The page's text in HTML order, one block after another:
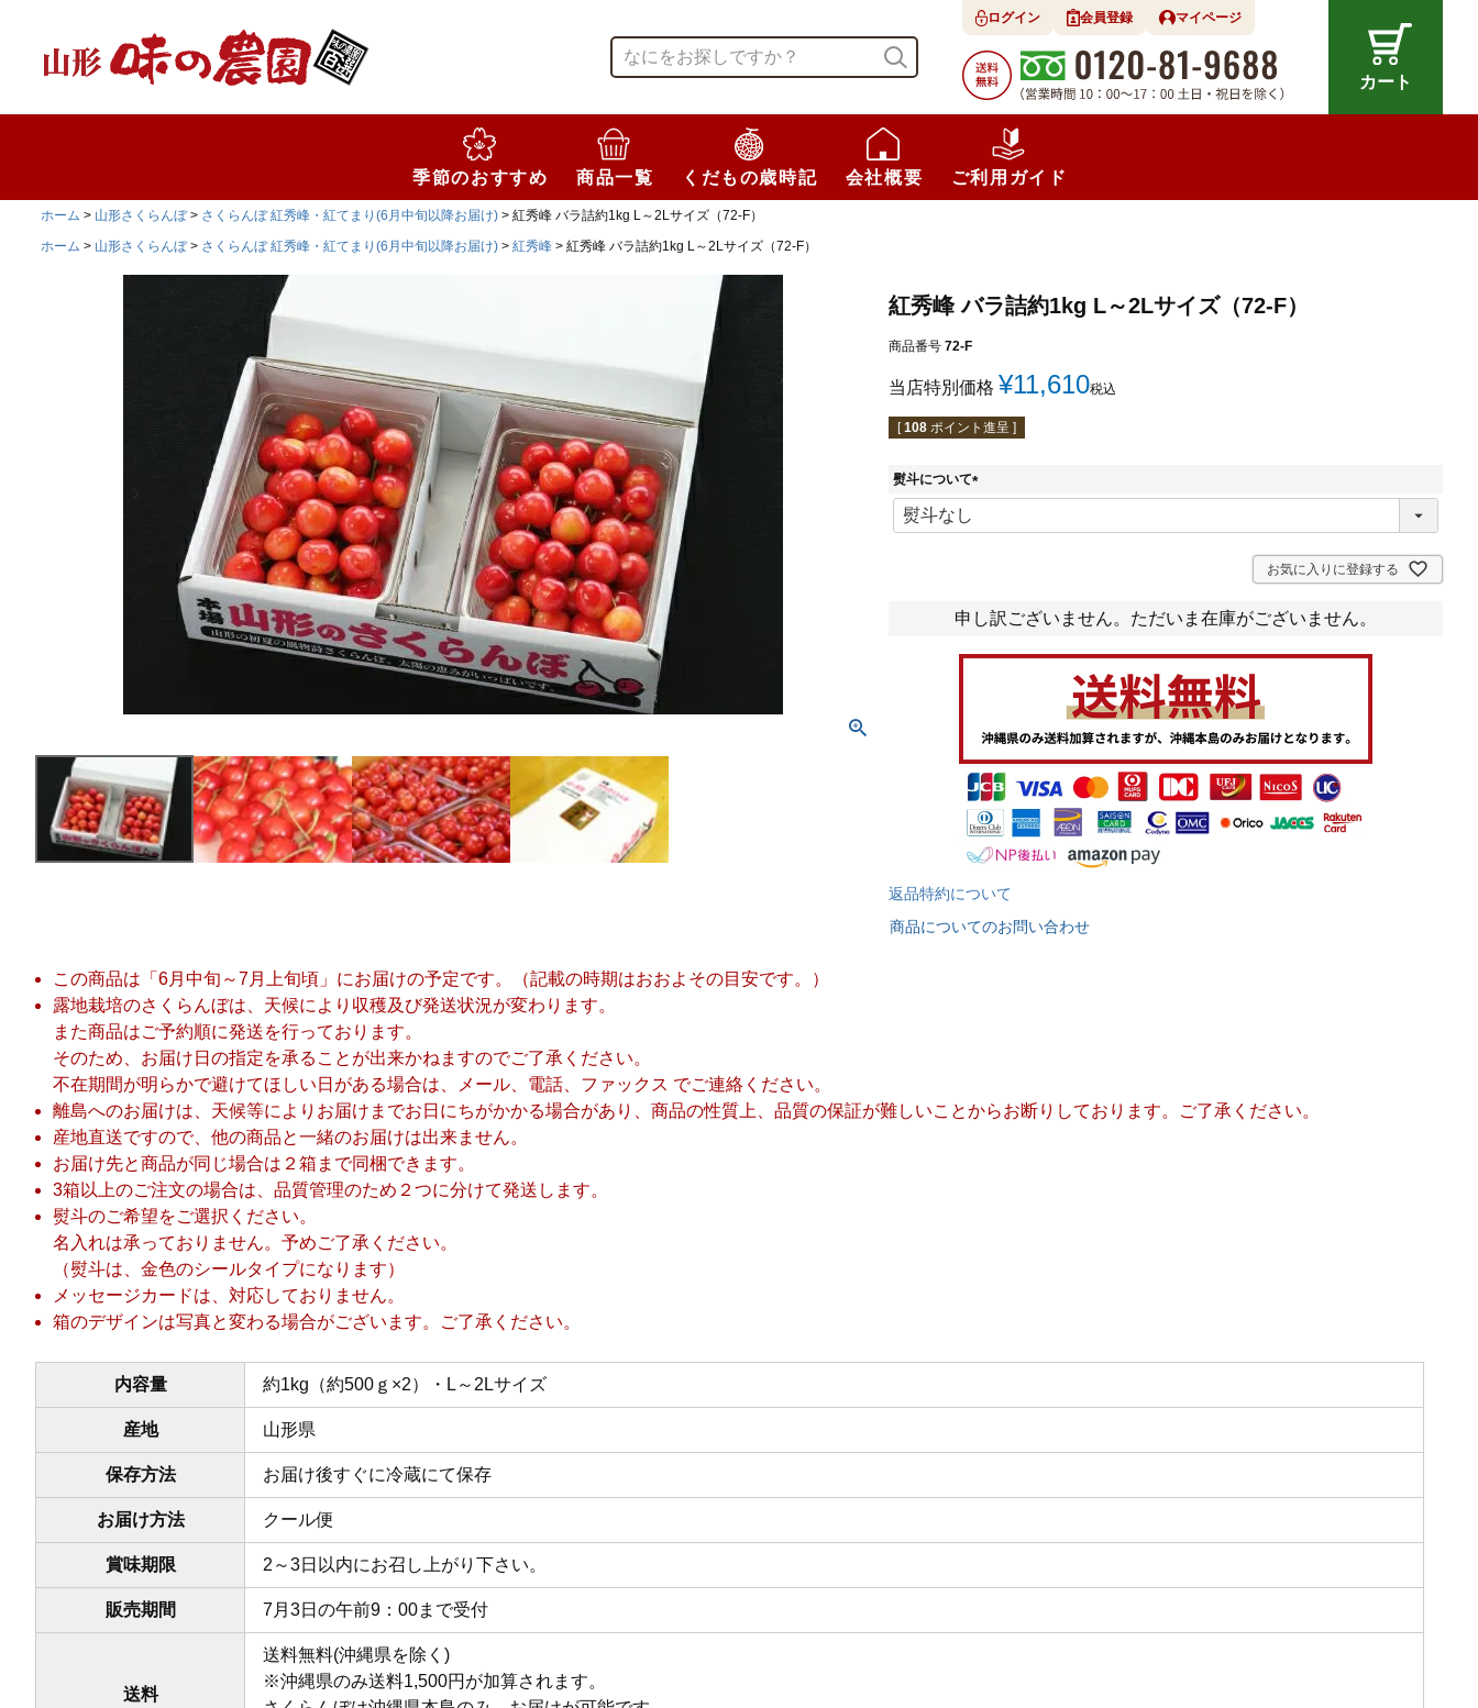
検索
ログイン 会員登録 マイページ
カート
季節のおすすめ 商品一覧 くだもの歳時記 会社概要 ご利用ガイド
ホーム 山形さくらんぼ さくらんぼ 紅秀峰・紅てまり(6月中旬以降お届け)
紅秀峰 バラ詰約1kg L～2Lサイズ（72-F）
ホーム
山形さくらんぼ さくらんぼ 紅秀峰・紅てまり(6月中旬以降お届け) 紅秀峰 紅秀峰 バラ詰約1kg L～2Lサイズ（72-F）
紅秀峰 バラ詰約1kg L～2Lサイズ（72-F）
商品番号 72-F
当店特別価格 ¥11,610税込
[ 108 ポイント進呈 ]
熨斗について
(
お気に入りに登録する
申し訳ございません。ただいま在庫がございません。
返品特約について
商品についてのお問い合わせ
この商品は「6月中旬～7月上旬頃」にお届けの予定です。（記載の時期はおおよその目安です。）
露地栽培のさくらんぼは、天候により収穫及び発送状況が変わります。
また商品はご予約順に発送を行っております。
そのため、お届け日の指定を承ることが出来かねますのでご了承ください。
不在期間が明らかで避けてほしい日がある場合は、メール、電話、ファックス でご連絡ください。
離島へのお届けは、天候等によりお届けまでお日にちがかかる場合があり、商品の性質上、品質の保証が難しいことからお断りしております。ご了承ください。
産地直送ですので、他の商品と一緒のお届けは出来ません。
お届け先と商品が同じ場合は２箱まで同梱できます。
3箱以上のご注文の場合は、品質管理のため２つに分けて発送します。
熨斗のご希望をご選択ください。
名入れは承っておりません。予めご了承ください。
（熨斗は、金色のシールタイプになります）
メッセージカードは、対応しておりません。
箱のデザインは写真と変わる場合がございます。ご了承ください。
内容量 約1kg（約500ｇ×2）・L～2Lサイズ
産地 山形県
保存方法 お届け後すぐに冷蔵にて保存
お届け方法 クール便
賞味期限 2～3日以内にお召し上がり下さい。
販売期間 7月3日の午前9：00まで受付
送料
送料無料(沖縄県を除く)
※沖縄県のみ送料1,500円が加算されます。